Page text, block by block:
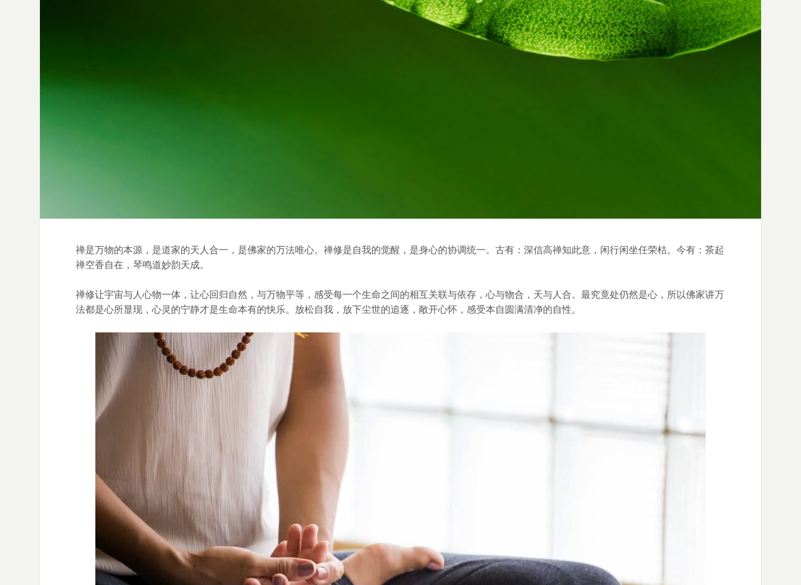
禅是万物的本源，是道家的天人合一，是佛家的万法唯心。禅修是自我的觉醒，是身心的协调统一。古有：深信高禅知此意，闲行闲坐任荣枯。今有：茶起
禅空香自在，琴鸣道妙韵天成。
禅修让宇宙与人心物一体，让心回归自然，与万物平等，感受每一个生命之间的相互关联与依存，心与物合，天与人合。最究竟处仍然是心，所以佛家讲万
法都是心所显现，心灵的宁静才是生命本有的快乐。放松自我，放下尘世的追逐，敞开心怀，感受本自圆满清净的自性。